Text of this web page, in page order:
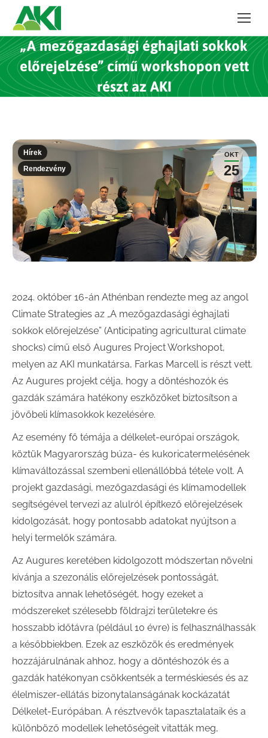
„A mezőgazdasági éghajlati sokkok
előrejelzése” című workshopon vett
részt az AKI
OKT
25
Hírek
Rendezvény
2024. október 16-án Athénban rendezte meg az angol
Climate Strategies az „A mezőgazdasági éghajlati
sokkok előrejelzése” (Anticipating agricultural climate
shocks) című első Augures Project Workshopot,
melyen az AKI munkatársa, Farkas Marcell is részt vett.
Az Augures projekt célja, hogy a döntéshozók és
gazdák számára hatékony eszközöket biztosítson a
jövőbeli klímasokkok kezelésére.
Az esemény fő témája a délkelet-európai országok,
köztük Magyarország búza- és kukoricatermelésének
klímaváltozással szembeni ellenállóbbá tétele volt. A
projekt gazdasági, mezőgazdasági és klímamodellek
segítségével tervezi az alulról építkező előrejelzések
kidolgozását, hogy pontosabb adatokat nyújtson a
helyi termelők számára.
Az Augures keretében kidolgozott módszertan növelni
kívánja a szezonális előrejelzések pontosságát,
biztosítva annak lehetőségét, hogy ezeket a
módszereket szélesebb földrajzi területekre és
hosszabb időtávra (például 10 évre) is felhasználhassák
a későbbiekben. Ezek az eszközök és eredmények
hozzájárulnának ahhoz, hogy a döntéshozók és a
gazdák hatékonyan csökkentsék a terméskiesés és az
élelmiszer-ellátás bizonytalanságának kockázatát
Délkelet-Európában. A résztvevők tapasztalataik és a
különböző modellek lehetőségeit vitatták meg,